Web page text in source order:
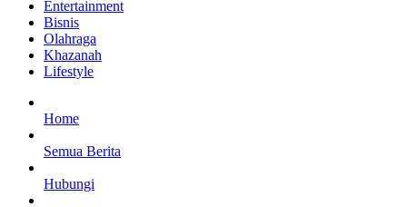
Entertainment
Bisnis
Olahraga
Khazanah
Lifestyle
Home
Semua Berita
Hubungi